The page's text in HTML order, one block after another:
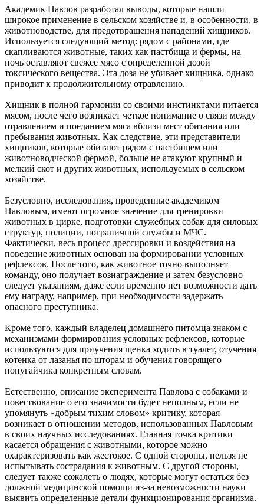
Академик Павлов разработал выводы, которые нашли
широкое применение в сельском хозяйстве и, в особенности, в
животноводстве, для предотвращения нападений хищников.
Используется следующий метод: рядом с районами, где
скапливаются животные, таких как пастбища и фермы, на
ночь оставляют свежее мясо с определенной дозой
токсического вещества. Эта доза не убивает хищника, однако
приводит к продолжительному отравлению.
Хищник в полной гармонии со своими инстинктами питается
мясом, после чего возникает четкое понимание о связи между
отравлением и поеданием мяса вблизи мест обитания или
пребывания животных. Как следствие, эти представители
хищников, которые обитают рядом с пастбищем или
животноводческой фермой, больше не атакуют крупный и
мелкий скот и других животных, используемых в сельском
хозяйстве.
Безусловно, исследования, проведенные академиком
Павловым, имеют огромное значение для тренировки
животных в цирке, подготовки служебных собак для силовых
структур, полиции, пограничной службы и МЧС.
Фактически, весь процесс дрессировки и воздействия на
поведение животных основан на формировании условных
рефлексов. После того, как животное точно выполняет
команду, оно получает вознаграждение и затем безусловно
следует указаниям, даже если временно нет возможности дать
ему награду, например, при необходимости задержать
опасного преступника.
Кроме того, каждый владелец домашнего питомца знаком с
механизмами формирования условных рефлексов, которые
используются для приучения щенка ходить в туалет, отучения
котенка от лазанья по шторам и обучения говорящего
попугайчика конкретным словам.
Естественно, описание эксперимента Павлова с собаками и
повествование о его значимости будет неполным, если не
упомянуть «добрым тихим словом» критику, которая
возникает в отношении методов, использованных Павловым
в своих научных исследованиях. Главная точка критики
касается обращения с животными, которое можно
охарактеризовать как жестокое. С одной стороны, нельзя не
испытывать сострадания к животным. С другой стороны,
следует также сожалеть о людях, которые могут остаться без
должной медицинской помощи из-за невозможности науки
выявить определенные детали функционирования организма.